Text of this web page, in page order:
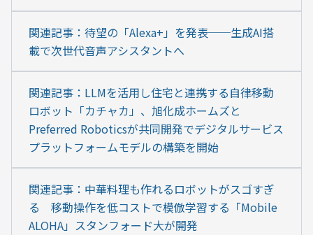
関連記事：待望の「Alexa+」を発表──生成AI搭
載で次世代音声アシスタントへ
関連記事：LLMを活用し住宅と連携する自律移動
ロボット「カチャカ」、旭化成ホームズと
Preferred Roboticsが共同開発でデジタルサービス
プラットフォームモデルの構築を開始
関連記事：中華料理も作れるロボットがスゴすぎ
る　移動操作を低コストで模倣学習する「Mobile
ALOHA」スタンフォード大が開発